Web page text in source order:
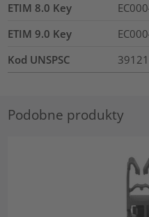
ETIM 8.0 Key
ETIM 9.0 Key
Kod UNSPSC
Podobne produkty